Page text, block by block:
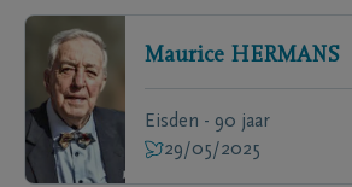
Maurice HERMANS
Eisden - 90 jaar
29/05/2025